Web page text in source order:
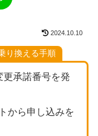
2024.10.10
り換える手順
更承諾番号を発
から申し込みを